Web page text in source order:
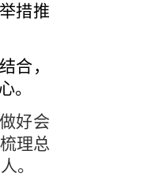
措推
合，
。
好会
理总
。